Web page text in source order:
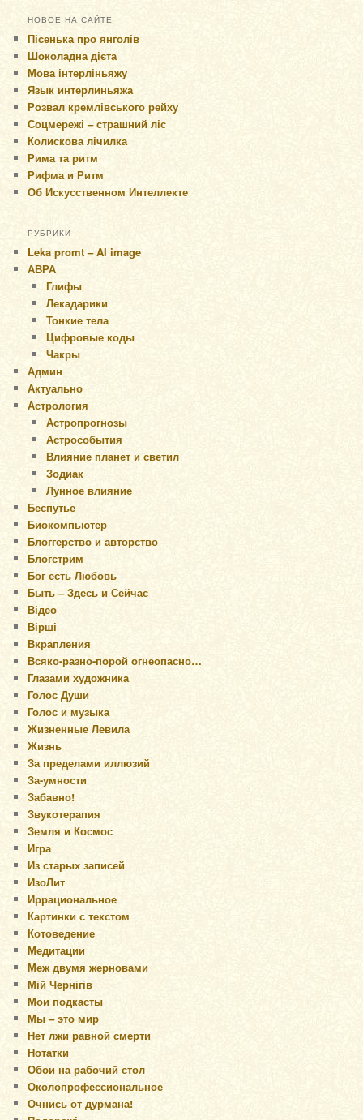
НОВОЕ НА САЙТЕ
Пісенька про янголів
Шоколадна дієта
Мова інтерліньяжу
Язык интерлиньяжа
Розвал кремлівського рейху
Соцмережі – страшний ліс
Колискова лічилка
Рима та ритм
Рифма и Ритм
Об Искусственном Интеллекте
РУБРИКИ
Leka promt – AI image
АВРА
Глифы
Лекадарики
Тонкие тела
Цифровые коды
Чакры
Админ
Актуально
Астрология
Астропрогнозы
Астрособытия
Влияние планет и светил
Зодиак
Лунное влияние
Беспутье
Биокомпьютер
Блоггерство и авторство
Блогстрим
Бог есть Любовь
Быть – Здесь и Сейчас
Відео
Вірші
Вкрапления
Всяко-разно-порой огнеопасно…
Глазами художника
Голос Души
Голос и музыка
Жизненные Левила
Жизнь
За пределами иллюзий
За-умности
Забавно!
Звукотерапия
Земля и Космос
Игра
Из старых записей
ИзоЛит
Иррациональное
Картинки с текстом
Котоведение
Медитации
Меж двумя жерновами
Мій Чернігів
Мои подкасты
Мы – это мир
Нет лжи равной смерти
Нотатки
Обои на рабочий стол
Околопрофессиональное
Очнись от дурмана!